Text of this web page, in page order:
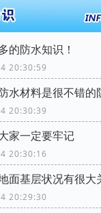
的防水知识！
20:30:59
水材料是很不错的
20:30:39
家一定要牢记
20:30:16
面基层状况有很大
20:29:30